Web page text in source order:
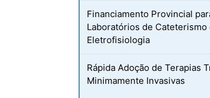
Financiamento Provincial
Laboratórios de Cateterismo
Eletrofisiologia
Rápida Adoção de Terapias
Minimamente Invasivas